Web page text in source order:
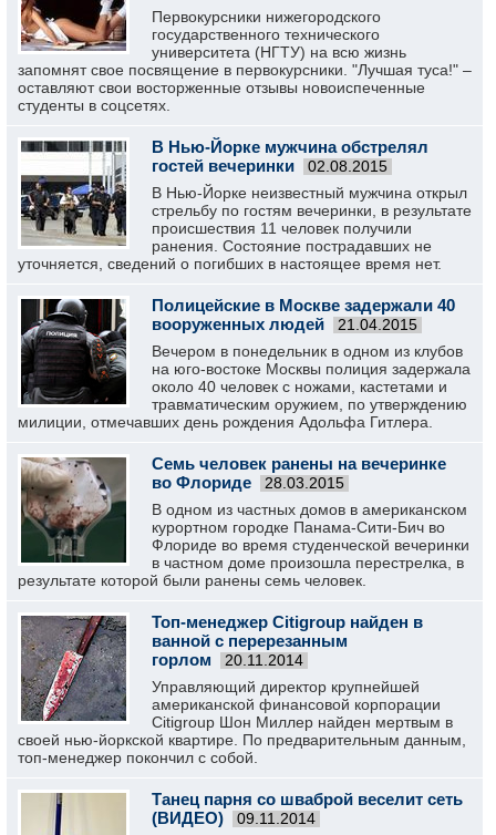
Первокурсники нижегородского
государственного технического
университета (НГТУ) на всю жизнь
запомнят свое посвящение в первокурсники. "Лучшая туса!" –
оставляют свои восторженные отзывы новоиспеченные
студенты в соцсетях.
В Нью-Йорке мужчина обстрелял
гостей вечеринки
02.08.2015
В Нью-Йорке неизвестный мужчина открыл
стрельбу по гостям вечеринки, в результате
происшествия 11 человек получили
ранения. Состояние пострадавших не
уточняется, сведений о погибших в настоящее время нет.
Полицейские в Москве задержали 40
вооруженных людей
21.04.2015
Вечером в понедельник в одном из клубов
на юго-востоке Москвы полиция задержала
около 40 человек с ножами, кастетами и
травматическим оружием, по утверждению
милиции, отмечавших день рождения Адольфа Гитлера.
Семь человек ранены на вечеринке
во Флориде
28.03.2015
В одном из частных домов в американском
курортном городке Панама-Сити-Бич во
Флориде во время студенческой вечеринки
в частном доме произошла перестрелка, в
результате которой были ранены семь человек.
Топ-менеджер Citigroup найден в
ванной с перерезанным
горлом
20.11.2014
Управляющий директор крупнейшей
американской финансовой корпорации
Citigroup Шон Миллер найден мертвым в
своей нью-йоркской квартире. По предварительным данным,
топ-менеджер покончил с собой.
Танец парня со шваброй веселит сеть
(ВИДЕО)
09.11.2014